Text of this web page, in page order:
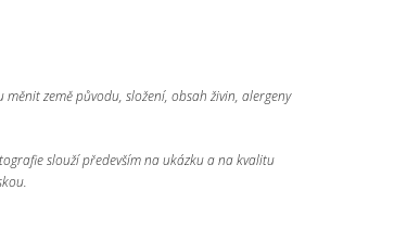
země původu, složení, obsah živin, alergeny
slouží především na ukázku a na kvalitu